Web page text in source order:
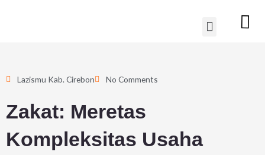
Menu
Lazismu Kab. Cirebon No Comments
Zakat: Meretas
Kompleksitas Usaha